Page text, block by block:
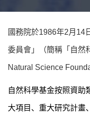
國務院於1986年2月 14
委員會」（簡稱「自然
Natural Science
自然科學基金按照資助
大項目、重大研究計畫